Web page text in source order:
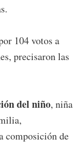
104 votos a
precisaron las
del niño, niña
composición de